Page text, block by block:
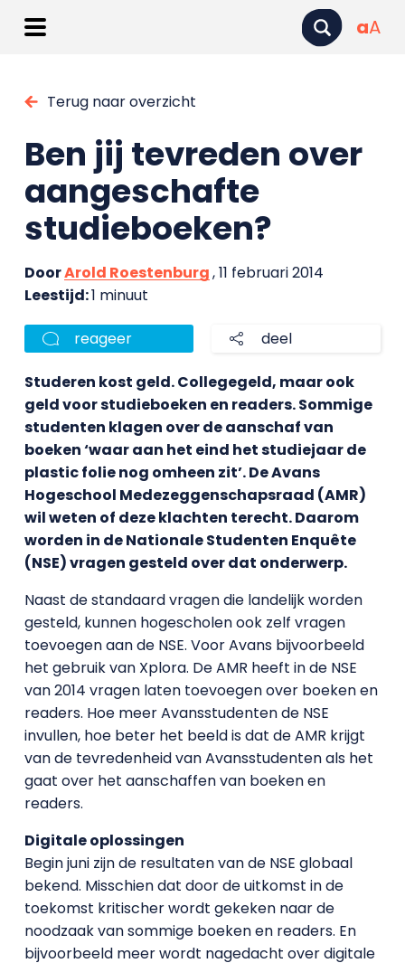
aA
Terug naar overzicht
Ben jij tevreden over
aangeschafte
studieboeken?
DoorArold Roestenburg, 11 februari 2014
Leestijd:1 minuut
reageer deel
Studeren kost geld. Collegegeld, maar ook
geld voor studieboeken en readers. Sommige
studenten klagen over de aanschaf van
boeken ‘waar aan het eind het studiejaar de
plastic folie nog omheen zit’. De Avans
Hogeschool Medezeggenschapsraad (AMR)
wil weten of deze klachten terecht. Daarom
worden in de Nationale Studenten Enquête
(NSE) vragen gesteld over dat onderwerp.
Naast de standaard vragen die landelijk worden
gesteld, kunnen hogescholen ook zelf vragen
toevoegen aan de NSE. Voor Avans bijvoorbeeld
het gebruik van Xplora. De AMR heeft in de NSE
van 2014 vragen laten toevoegen over boeken en
readers. Hoe meer Avansstudenten de NSE
invullen, hoe beter het beeld is dat de AMR krijgt
van de tevredenheid van Avansstudenten als het
gaat over het aanschaffen van boeken en
readers.
Digitale oplossingen
Begin juni zijn de resultaten van de NSE globaal
bekend. Misschien dat door de uitkomst in de
toekomst kritischer wordt gekeken naar de
noodzaak van sommige boeken en readers. En
bijvoorbeeld meer wordt nagedacht over digitale